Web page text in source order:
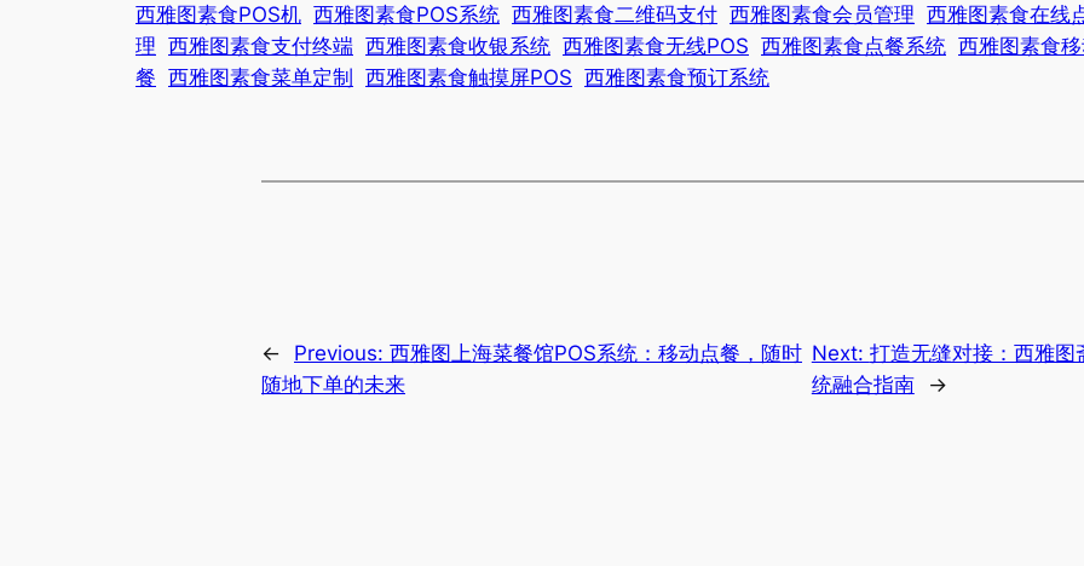
西雅图素食POS机 西雅图素食POS系统 西雅图素食二维码支付 西雅图素食会员管理 西雅图素食在线
理 西雅图素食支付终端 西雅图素食收银系统 西雅图素食无线POS 西雅图素食点餐系统 西雅图素食
餐 西雅图素食菜单定制 西雅图素食触摸屏POS 西雅图素食预订系统
← Previous: 西雅图上海菜餐馆POS系统：移动点餐，随时
随地下单的未来
Next: 打造无缝对接：西雅图
统融合指南
→